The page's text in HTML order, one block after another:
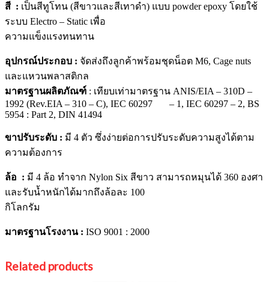
สี : เป็นสีทูโทน (สีขาวและสีเทาดำ) แบบ powder epoxy โดยใช้
ระบบ Electro – Static เพื่อ
ความแข็งแรงทนทาน
อุปกรณ์ประกอบ : จัดส่งถึงลูกค้าพร้อมชุดน็อต M6, Cage nuts
และแหวนพลาสติกล
มาตรฐานผลิตภัณฑ์ : เทียบเท่ามาตรฐาน ANIS/EIA – 310D –
1992 (Rev.EIA – 310 – C), IEC 60297 – 1, IEC 60297 – 2, BS
5954 : Part 2, DIN 41494
ขาปรับระดับ : มี 4 ตัว ซึ่งง่ายต่อการปรับระดับความสูงได้ตาม
ความต้องการ
ล้อ : มี 4 ล้อ ทำจาก Nylon Six สีขาว สามารถหมุนได้ 360 องศา
และรับน้ำหนักได้มากถึงล้อละ 100
กิโลกรัม
มาตรฐานโรงงาน : ISO 9001 : 2000
Related products